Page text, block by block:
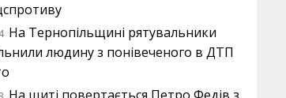
На Тернопільщині рятувальники
людину з понівеченого в ДТП